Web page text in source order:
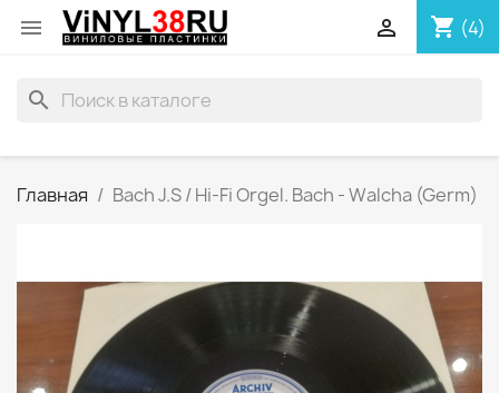
 shopping_cart (4)

search
Главная Bach J.S / Hi-Fi Orgel. Bach - Walcha (Germ)